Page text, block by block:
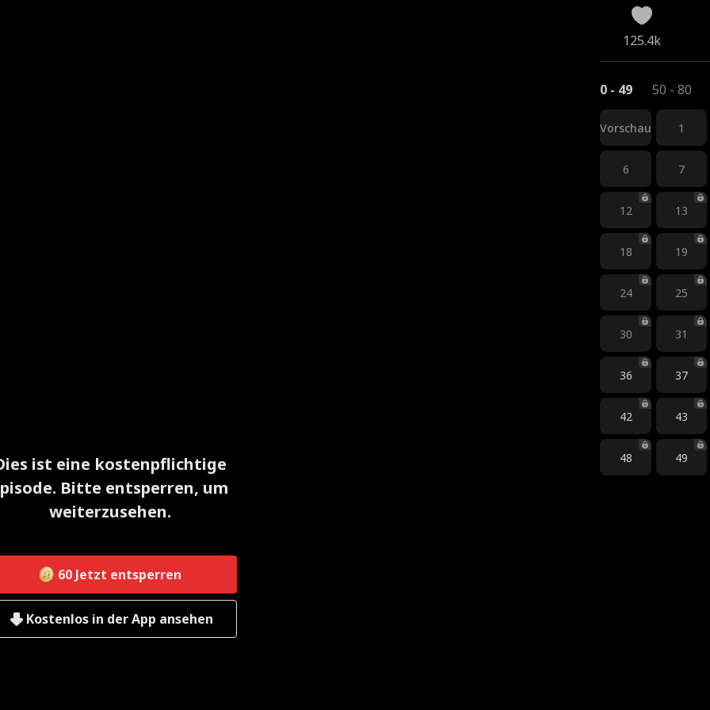
ist eine kostenpflichtige
Bitte entsperren, um
weiterzusehen.
60 Jetzt entsperren
Kostenlos in der App ansehen
125.4k
0 - 49 50 - 80
Vorschau 1
6 7
12 13
18 19
24 25
30 31
36 37
42 43
48 49